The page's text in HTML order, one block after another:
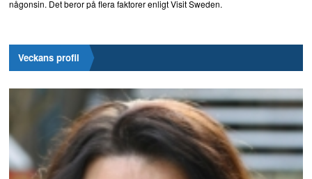
någonsin. Det beror på flera faktorer enligt Visit Sweden.
Veckans profil